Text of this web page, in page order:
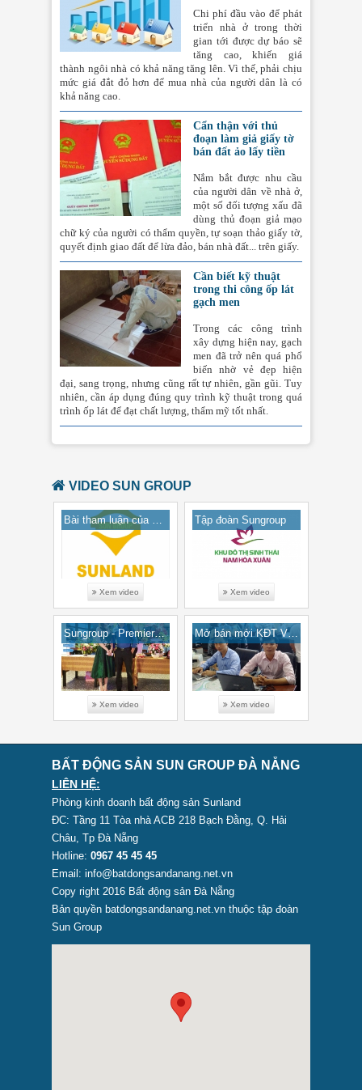
Chi phí đầu vào để phát
triển nhà ở trong thời
gian tới được dự báo sẽ
tăng cao, khiến giá
thành ngôi nhà có khả năng tăng lên. Vì thế, phải chịu
mức giá đắt đỏ hơn để mua nhà của người dân là có
khả năng cao.
Cẩn thận với thủ
đoạn làm giả giấy tờ
bán đất ảo lấy tiền
Nắm bắt được nhu cầu
của người dân về nhà ở,
một số đối tượng xấu đã
dùng thủ đoạn giả mạo
chữ ký của người có thẩm quyền, tự soạn thảo giấy tờ,
quyết định giao đất để lừa đảo, bán nhà đất... trên giấy.
Cần biết kỹ thuật
trong thi công ốp lát
gạch men
Trong các công trình
xây dựng hiện nay, gạch
men đã trở nên quá phổ
biến nhờ vẻ đẹp hiện
đại, sang trọng, nhưng cũng rất tự nhiên, gần gũi. Tuy
nhiên, cần áp dụng đúng quy trình kỹ thuật trong quá
trình ốp lát để đạt chất lượng, thẩm mỹ tốt nhất.
VIDEO SUN GROUP
Bài tham luận của ông Đặng Minh Trường, TGĐ tập đoàn Sun Group
Xem video
Tập đoàn Sungroup
Xem video
Sungroup - Premier Village Phú Quốc 3D Video 2016
Xem video
Mở bán mới KĐT Võ Chi Công - Đà Nẵng
Xem video
BẤT ĐỘNG SẢN SUN GROUP ĐÀ NẴNG
LIÊN HỆ:
Phòng kinh doanh bất động sản Sunland
ĐC: Tầng 11 Tòa nhà ACB 218 Bạch Đằng, Q. Hải
Châu, Tp Đà Nẵng
Hotline: 0967 45 45 45
Email: info@batdongsandanang.net.vn
Copy right 2016 Bất động sản Đà Nẵng
Bản quyền batdongsandanang.net.vn thuộc tập đoàn
Sun Group